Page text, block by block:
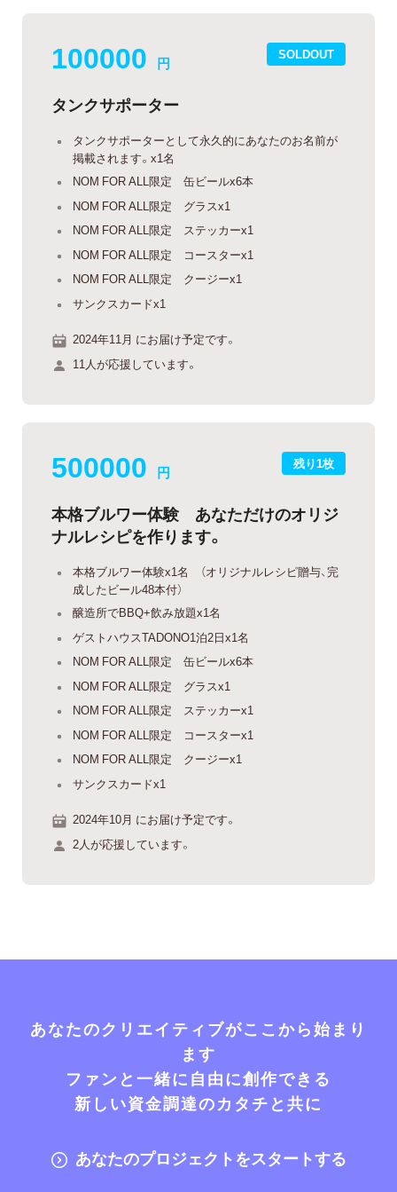
SOLDOUT
100000 円
タンクサポーター
タンクサポーターとして永久的にあなたのお名前が
掲載されます。x1名
NOM FOR ALL限定 缶ビールx6本
NOM FOR ALL限定 グラスx1
NOM FOR ALL限定 ステッカーx1
NOM FOR ALL限定 コースターx1
NOM FOR ALL限定 クージーx1
サンクスカードx1
2024年11月 にお届け予定です。
11人が応援しています。
残り1枚
500000 円
本格ブルワー体験 あなただけのオリジ
ナルレシピを作ります。
本格ブルワー体験x1名 （オリジナルレシピ贈与、完
成したビール48本付）
醸造所でBBQ+飲み放題x1名
ゲストハウスTADONO1泊2日x1名
NOM FOR ALL限定 缶ビールx6本
NOM FOR ALL限定 グラスx1
NOM FOR ALL限定 ステッカーx1
NOM FOR ALL限定 コースターx1
NOM FOR ALL限定 クージーx1
サンクスカードx1
2024年10月 にお届け予定です。
2人が応援しています。
あなたのクリエイティブがここから始まり
ます
ファンと一緒に自由に創作できる
新しい資金調達のカタチと共に
あなたのプロジェクトをスタートする